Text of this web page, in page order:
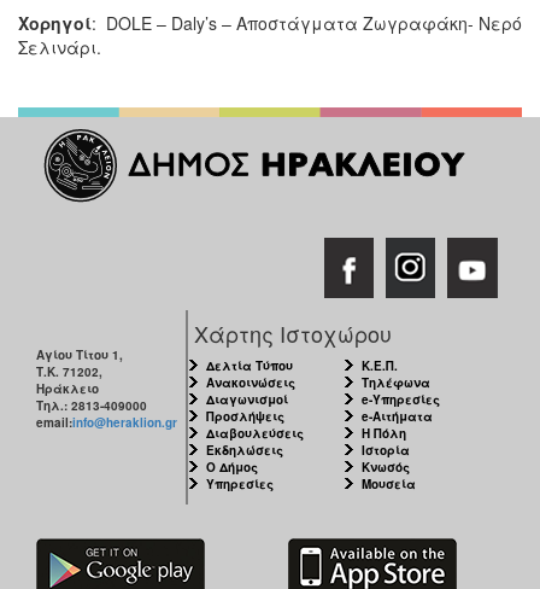
Χορηγοί: DOLE – Daly’s – Αποστάγματα Ζωγραφάκη- Νερό
Σελινάρι.
Αγίου Τίτου 1,
Τ.Κ. 71202,
Ηράκλειο
Τηλ.: 2813-409000
email:info@heraklion.gr
Χάρτης Ιστοχώρου
Δελτία Τύπου
Ανακοινώσεις
Διαγωνισμοί
Προσλήψεις
Διαβουλεύσεις
Εκδηλώσεις
Ο Δήμος
Υπηρεσίες
Κ.Ε.Π.
Τηλέφωνα
e-Υπηρεσίες
e-Αιτήματα
Η Πόλη
Ιστορία
Κνωσός
Μουσεία